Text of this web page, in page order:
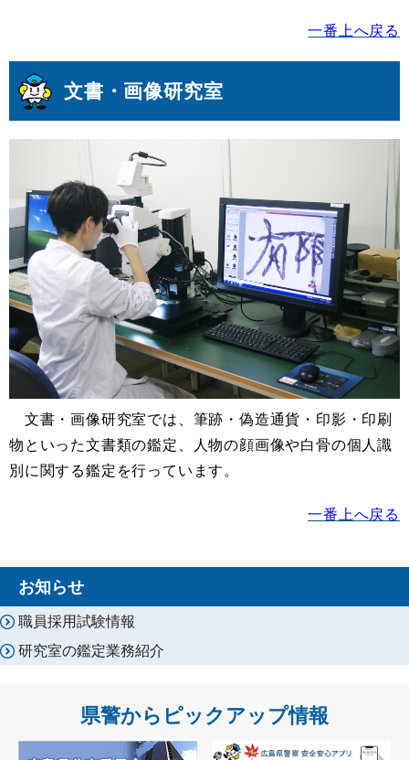
一番上へ戻る
文書・画像研究室
文書・画像研究室では、筆跡・偽造通貨・印影・印刷
物といった文書類の鑑定、人物の顔画像や白骨の個人識
別に関する鑑定を行っています。
一番上へ戻る
お知らせ
職員採用試験情報
研究室の鑑定業務紹介
県警からピックアップ情報